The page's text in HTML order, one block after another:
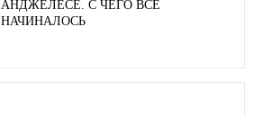
АНДЖЕЛЕСЕ. С ЧЕГО ВСЕ
НАЧИНАЛОСЬ